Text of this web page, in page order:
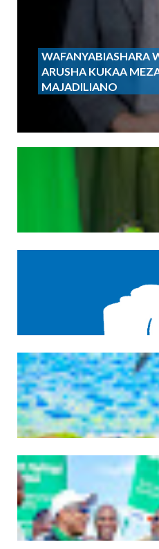
WAFANYABIASHARA
ARUSHA KUKAA
MAJADILIANO